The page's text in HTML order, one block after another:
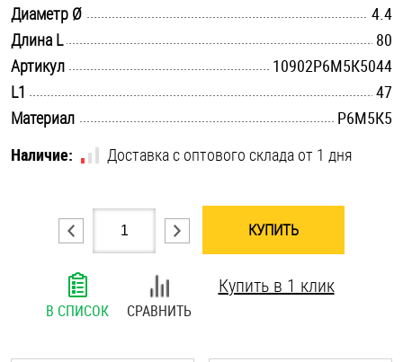
Хомуты
Шайбы
Шпильки
Шплинты
Диаметр Ø
4.4
Длина L
80
Артикул
10902Р6М5К5044
L1
47
Материал
Р6М5К5
Наличие:
Доставка с оптового склада от 1 дня
КУПИТЬ
В СПИСОК СРАВНИТЬ
Купить в 1 клик